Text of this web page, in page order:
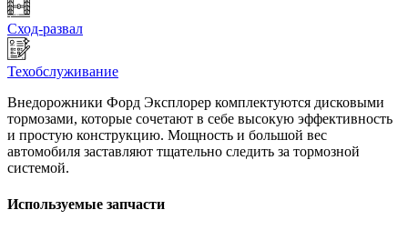
Сход-развал
Техобслуживание
Внедорожники Форд Эксплорер комплектуются дисковыми
тормозами, которые сочетают в себе высокую эффективность
и простую конструкцию. Мощность и большой вес
автомобиля заставляют тщательно следить за тормозной
системой.
Используемые запчасти